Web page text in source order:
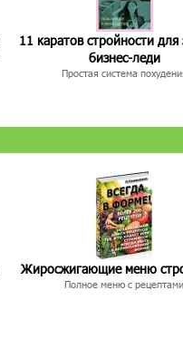
11 каратов стройности для
бизнес-леди
Простая система
Жиросжигающие меню
Полное меню с рецептами